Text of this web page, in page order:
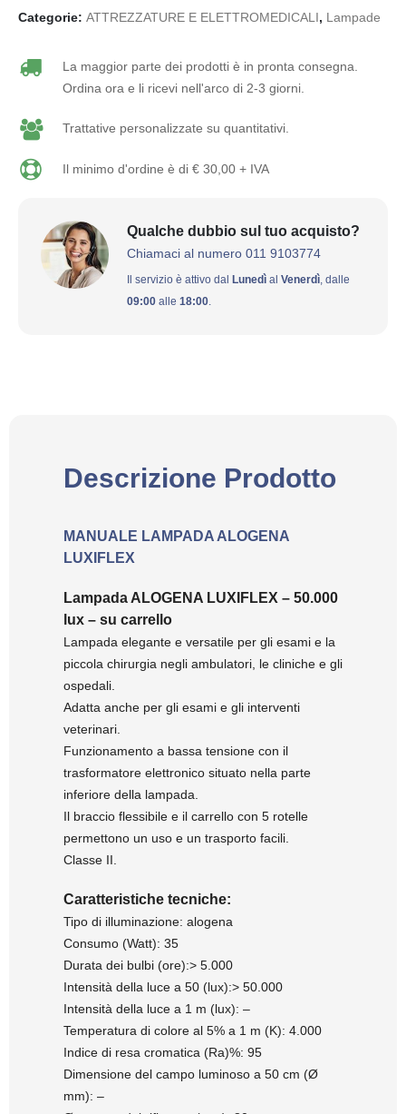
Categorie: ATTREZZATURE E ELETTROMEDICALI , Lampade
La maggior parte dei prodotti è in pronta consegna.
Ordina ora e li ricevi nell'arco di 2-3 giorni.
Trattative personalizzate su quantitativi.
Il minimo d'ordine è di € 30,00 + IVA
Qualche dubbio sul tuo acquisto?
Chiamaci al numero 011 9103774
Il servizio è attivo dal Lunedì al Venerdì, dalle
09:00 alle 18:00.
Descrizione Prodotto
MANUALE LAMPADA ALOGENA
LUXIFLEX
Lampada ALOGENA LUXIFLEX – 50.000
lux – su carrello
Lampada elegante e versatile per gli esami e la
piccola chirurgia negli ambulatori, le cliniche e gli
ospedali.
Adatta anche per gli esami e gli interventi
veterinari.
Funzionamento a bassa tensione con il
trasformatore elettronico situato nella parte
inferiore della lampada.
Il braccio flessibile e il carrello con 5 rotelle
permettono un uso e un trasporto facili.
Classe II.
Caratteristiche tecniche:
Tipo di illuminazione: alogena
Consumo (Watt): 35
Durata dei bulbi (ore):> 5.000
Intensità della luce a 50 (lux):> 50.000
Intensità della luce a 1 m (lux): –
Temperatura di colore al 5% a 1 m (K): 4.000
Indice di resa cromatica (Ra)%: 95
Dimensione del campo luminoso a 50 cm (Ø
mm): –